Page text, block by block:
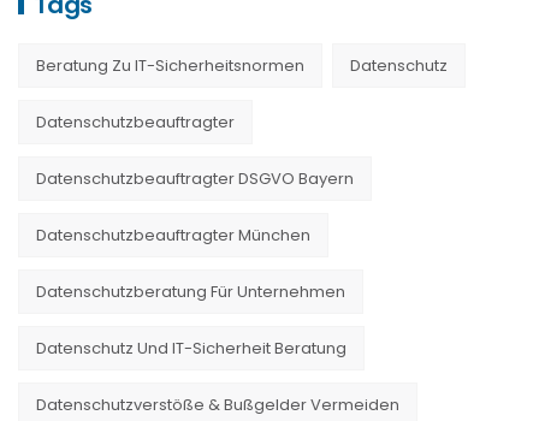
Beratung Zu IT-Sicherheitsnormen Datenschutz
Datenschutzbeauftragter
Datenschutzbeauftragter DSGVO Bayern
Datenschutzbeauftragter München
Datenschutzberatung Für Unternehmen
Datenschutz Und IT-Sicherheit Beratung
Datenschutzverstöße & Bußgelder Vermeiden